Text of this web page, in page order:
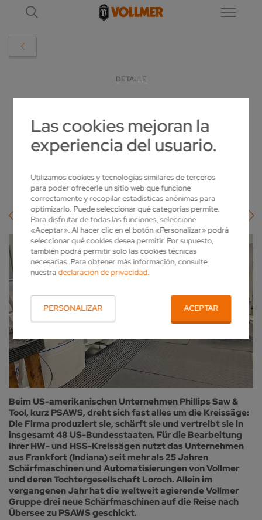
Las cookies mejoran la
experiencia del usuario.
Utilizamos cookies y tecnologías similares de terceros
para poder ofrecerle un sitio web que funcione
correctamente y recopilar estadísticas anónimas para
optimizarlo. Puede seleccionar qué categorías permite.
Para disfrutar de todas las funciones, seleccione
«Aceptar». Al hacer clic en el botón «Personalizar» podrá
seleccionar qué cookies desea permitir. Por supuesto,
también podrá permitir solo las cookies técnicas
necesarias. Para obtener más información, consulte
nuestradeclaración de privacidad.
PERSONALIZAR ACEPTAR
DETALLE
IN ÜBERSEE SETZEN FRANKFORTER AUF
VOLLMER UND LOROCH
Beim US-amerikanischen Unternehmen Phillips Saw &
Tool, kurz PSAWS, dreht sich fast alles um die Kreissäge:
Die Firma produziert sie, schärft sie und vertreibt sie in
insgesamt 48 US-Bundesstaaten. Für die Bearbeitung
ihrer HW- und HSS-Kreissägen nutzt das Unternehmen
aus Frankfort (Indiana) seit mehr als 25 Jahren
Schärfmaschinen und Automatisierungen von Vollmer
und deren Tochtergesellschaft Loroch. Allein im
vergangenen Jahr hat die weltweit agierende Vollmer
Gruppe drei neue Schärfmaschinen auf die Reise nach
Übersee zu PSAWS geschickt.